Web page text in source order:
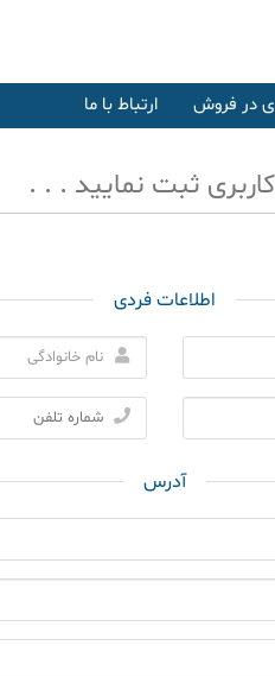
در فروش ارتباط با ما
ثبت نمایید . . .
اطلاعات فردی
آدرس